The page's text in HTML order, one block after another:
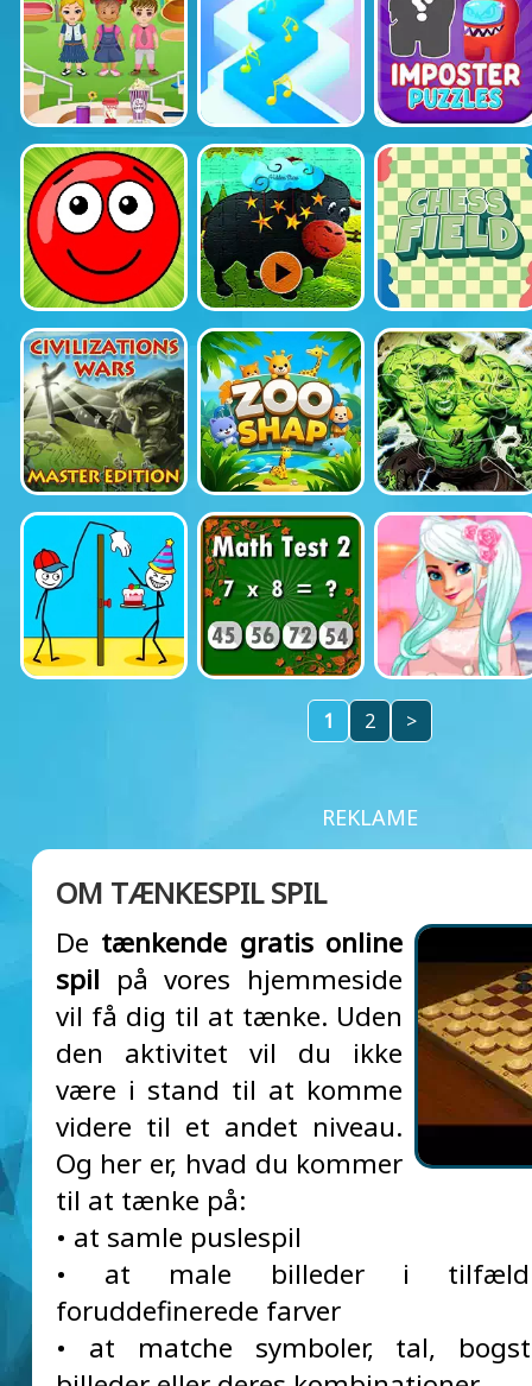
1 2 >
REKLAME
OM TÆNKESPIL SPIL
De tænkende gratis online
spil på vores hjemmeside
vil få dig til at tænke. Uden
den aktivitet vil du ikke
være i stand til at komme
videre til et andet niveau.
Og her er, hvad du kommer
til at tænke på:
• at samle puslespil
• at male billeder i
foruddefinerede farver
• at matche symboler, tal,